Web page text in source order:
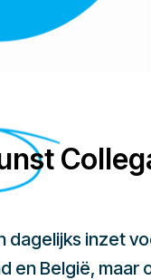
dagelijks inzet
en België, maar